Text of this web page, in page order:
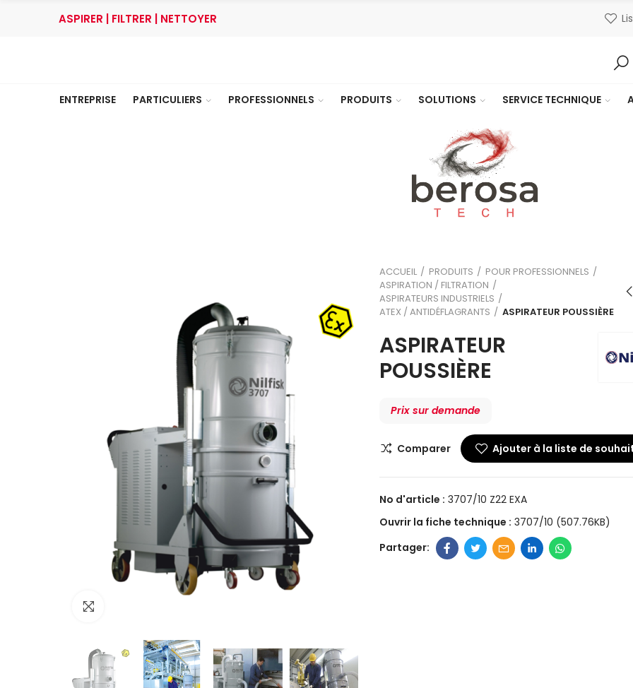
ASPIRER | FILTRER | NETTOYER
ENTREPRISE PARTICULIERS PROFESSIONNELS PRODUITS SOLUTIONS SERVICE TECHNIQUE
ACCUEIL PRODUITS
POUR PROFESSIONNELS
ASPIRATION / FILTRATION
ASPIRATEURS INDUSTRIELS
ATEX / ANTIDÉFLAGRANTS
ASPIRATEUR POUSSIÈRE
ASPIRATEUR
POUSSIÈRE
Prix sur demande
Comparer Ajouter à la liste de
No d'article : 3707/10 Z22 EXA
Ouvrir la fiche technique : 3707/10 (507.76KB)
Brosse
sols durs, 37
59,50 CHF